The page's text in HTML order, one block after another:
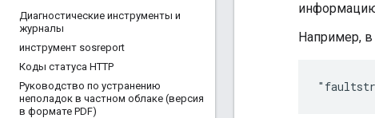
Диагностические инструменты и
журналы
инструмент sosreport
Коды статуса HTTP
Руководство по устранению
неполадок в частном облаке (версия
в формате PDF)
Например,